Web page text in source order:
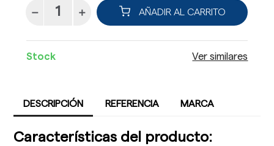
AÑADIR AL CARRITO
Stock Ver similares
DESCRIPCIÓN REFERENCIA MARCA
Características del producto: